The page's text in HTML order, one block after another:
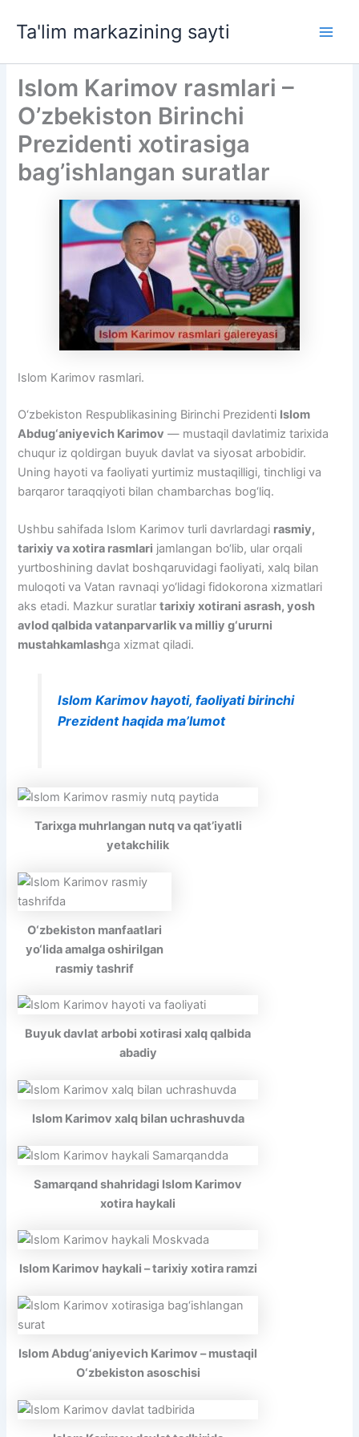
Ta'lim markazining sayti
Islom Karimov rasmlari –
O’zbekiston Birinchi
Prezidenti xotirasiga
bag’ishlangan suratlar
Islom Karimov rasmlari.
O‘zbekiston Respublikasining Birinchi Prezidenti Islom
Abdug‘aniyevich Karimov — mustaqil davlatimiz tarixida
chuqur iz qoldirgan buyuk davlat va siyosat arbobidir.
Uning hayoti va faoliyati yurtimiz mustaqilligi, tinchligi va
barqaror taraqqiyoti bilan chambarchas bog‘liq.
Ushbu sahifada Islom Karimov turli davrlardagi rasmiy,
tarixiy va xotira rasmlari jamlangan bo‘lib, ular orqali
yurtboshining davlat boshqaruvidagi faoliyati, xalq bilan
muloqoti va Vatan ravnaqi yo‘lidagi fidokorona xizmatlari
aks etadi. Mazkur suratlartarixiy xotirani asrash, yosh
avlod qalbida vatanparvarlik va milliy g‘ururni
mustahkamlashga xizmat qiladi.
Islom Karimov hayoti, faoliyati birinchi
Prezident haqida ma’lumot
Tarixga muhrlangan nutq va qat’iyatli
yetakchilik
O‘zbekiston manfaatlari
yo‘lida amalga oshirilgan
rasmiy tashrif
Buyuk davlat arbobi xotirasi xalq qalbida
abadiy
Islom Karimov xalq bilan uchrashuvda
Samarqand shahridagi Islom Karimov
xotira haykali
Islom Karimov haykali – tarixiy xotira ramzi
Islom Abdug‘aniyevich Karimov – mustaqil
O‘zbekiston asoschisi